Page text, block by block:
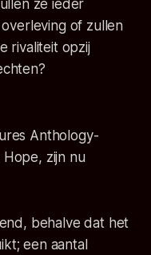
ze ieder
of zullen
rivaliteit opzij
Anthology-
Hope, zijn nu
behalve dat het
een aantal